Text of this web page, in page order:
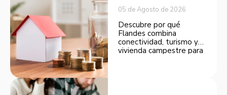
05 de Agosto de 2026
Descubre por qué
Flandes combina
conectividad, turismo y
vivienda campestre para